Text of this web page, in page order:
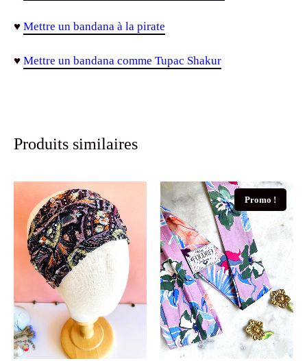
♥ Mettre un bandana à la pirate
♥ Mettre un bandana comme Tupac Shakur
Produits similaires
Promo !